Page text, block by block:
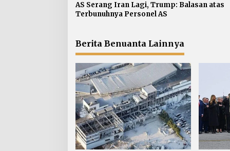
o
AS Serang Iran Lagi, Trump: Balasan atas
Terbunuhnya Personel AS
Berita Benuanta Lainnya